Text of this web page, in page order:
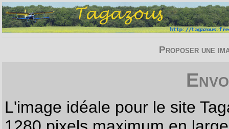
Proposer une
L'image idéale pour le site